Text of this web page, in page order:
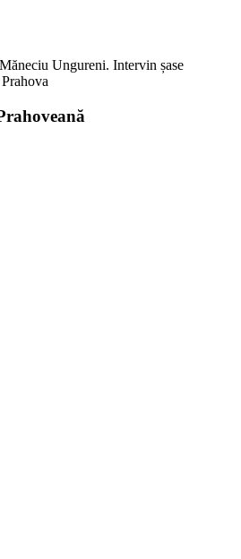
Ungureni. Intervin șase